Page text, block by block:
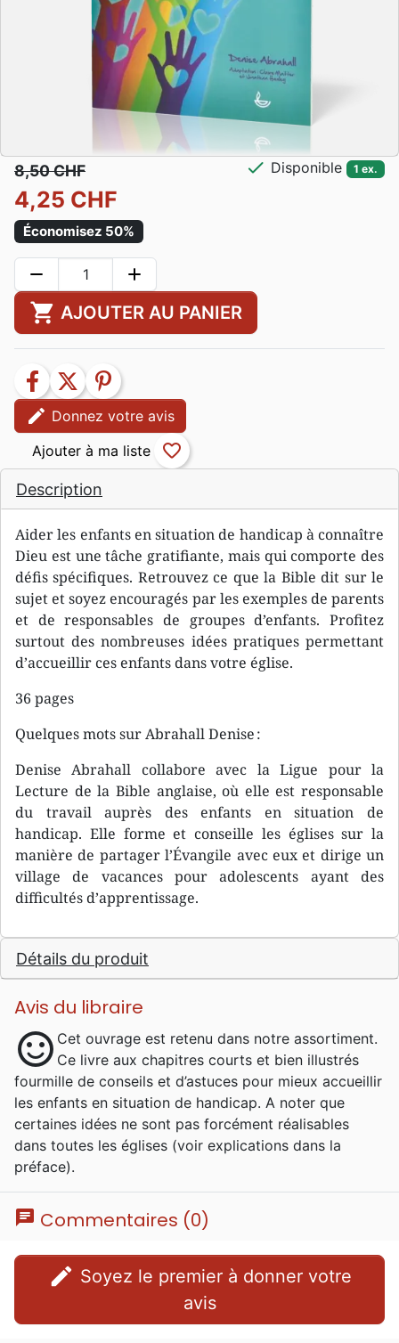
Description
Aider les enfants en situation de handicap à connaître
Dieu est une tâche gratifiante, mais qui comporte des
défis spécifiques. Retrouvez ce que la Bible dit sur le
sujet et soyez encouragés par les exemples de parents
et de responsables de groupes d’enfants. Profitez
surtout des nombreuses idées pratiques permettant
d’accueillir ces enfants dans votre église.
36 pages
Quelques mots sur Abrahall Denise :
Denise Abrahall collabore avec la Ligue pour la
Lecture de la Bible anglaise, où elle est responsable
du travail auprès des enfants en situation de
handicap. Elle forme et conseille les églises sur la
manière de partager l’Évangile avec eux et dirige un
village de vacances pour adolescents ayant des
difficultés d’apprentissage.
Détails du produit
Avis du libraire
sentiment_satisfied Cet ouvrage est retenu dans notre assortiment.
Ce livre aux chapitres courts et bien illustrés
fourmille de conseils et d’astuces pour mieux accueillir
les enfants en situation de handicap. A noter que
certaines idées ne sont pas forcément réalisables
dans toutes les églises (voir explications dans la
préface).
8,50 CHF
4,25 CHF
Économisez 50%
check Disponible 1 ex.
remove add
shopping_cart AJOUTER AU PANIER
facebook twitter
pinterest
edit Donnez votre avis
favorite_border
chat Commentaires (0)
edit
avis